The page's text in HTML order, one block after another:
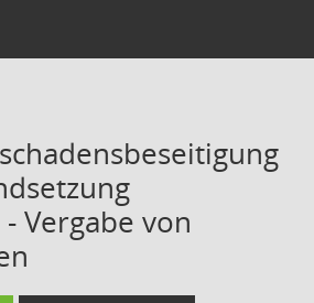
Vergabe von